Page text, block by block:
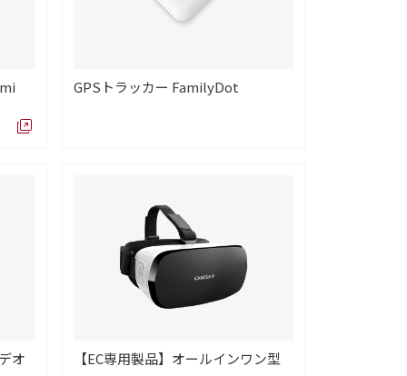
GPSトラッカー FamilyDot
オ
【EC専用製品】オールインワン型